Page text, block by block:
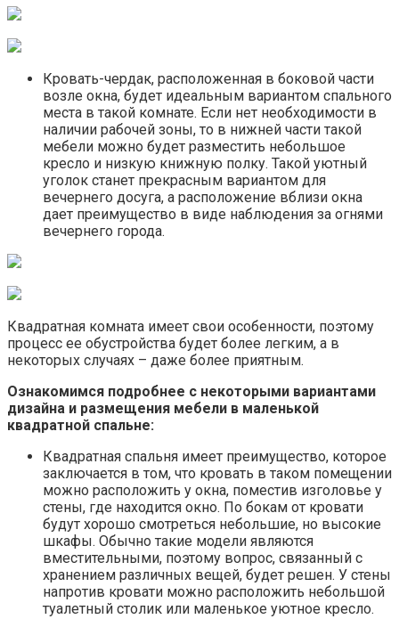
Кровать-чердак, расположенная в боковой части
возле окна, будет идеальным вариантом спального
места в такой комнате. Если нет необходимости в
наличии рабочей зоны, то в нижней части такой
мебели можно будет разместить небольшое
кресло и низкую книжную полку. Такой уютный
уголок станет прекрасным вариантом для
вечернего досуга, а расположение вблизи окна
дает преимущество в виде наблюдения за огнями
вечернего города.
Квадратная комната имеет свои особенности, поэтому
процесс ее обустройства будет более легким, а в
некоторых случаях – даже более приятным.
Ознакомимся подробнее с некоторыми вариантами
дизайна и размещения мебели в маленькой
квадратной спальне:
Квадратная спальня имеет преимущество, которое
заключается в том, что кровать в таком помещении
можно расположить у окна, поместив изголовье у
стены, где находится окно. По бокам от кровати
будут хорошо смотреться небольшие, но высокие
шкафы. Обычно такие модели являются
вместительными, поэтому вопрос, связанный с
хранением различных вещей, будет решен. У стены
напротив кровати можно расположить небольшой
туалетный столик или маленькое уютное кресло.